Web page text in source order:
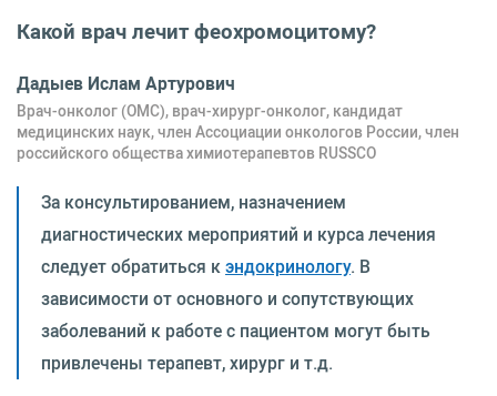
Какой врач лечит феохромоцитому?
Дадыев Ислам Артурович
Врач-онколог (ОМС), врач-хирург-онколог, кандидат
медицинских наук, член Ассоциации онкологов России, член
российского общества химиотерапевтов RUSSCO
За консультированием, назначением
диагностических мероприятий и курса лечения
следует обратиться кэндокринологу. В
зависимости от основного и сопутствующих
заболеваний к работе с пациентом могут быть
привлечены терапевт, хирург и т.д.